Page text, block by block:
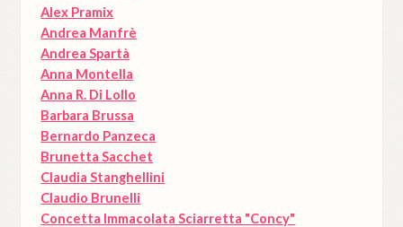
Alex Pramix
Andrea Manfrè
Andrea Spartà
Anna Montella
Anna R. Di Lollo
Barbara Brussa
Bernardo Panzeca
Brunetta Sacchet
Claudia Stanghellini
Claudio Brunelli
Concetta Immacolata Sciarretta "Concy"